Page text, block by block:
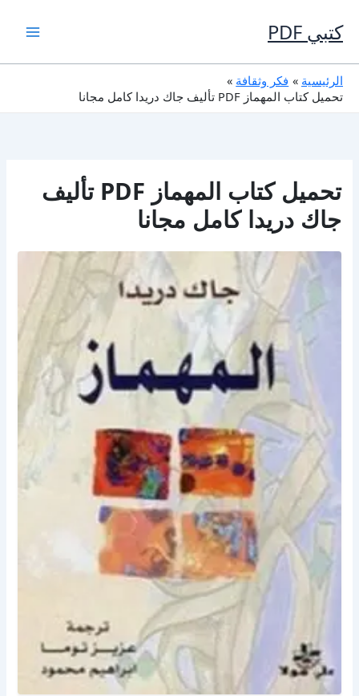
إلى
المحتوى
كتبي PDF
الرئيسية
فكر وثقافة
تحميل كتاب المهماز PDF تأليف جاك دريدا كامل مجانا
تحميل كتاب المهماز PDF تأليف
جاك دريدا كامل مجانا